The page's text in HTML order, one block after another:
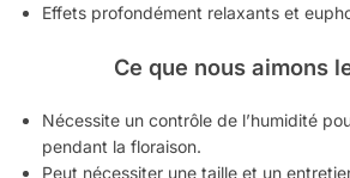
Effets profondément relaxants et
Ce que nous aimons
Nécessite un contrôle de l’humidité
pendant la floraison.
Peut nécessiter une taille et un